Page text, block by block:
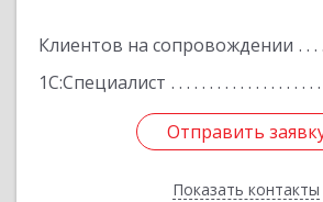
Клиентов на сопровождении
1С:Специалист
Отправить
Показать контакты
Отправить
Назад